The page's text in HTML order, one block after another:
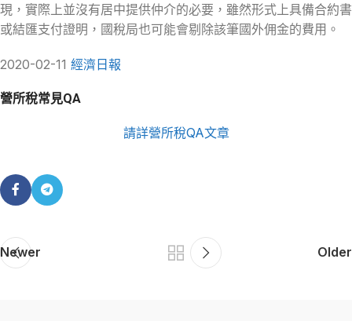
現，實際上並沒有居中提供仲介的必要，雖然形式上具備合約書
或結匯支付證明，國稅局也可能會剔除該筆國外佣金的費用。
2020-02-11 經濟日報
營所稅常見QA
請詳營所稅QA文章
Newer Older